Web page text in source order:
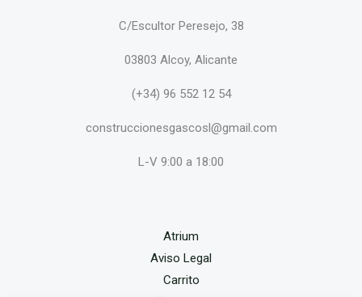
C/Escultor Peresejo, 38
03803 Alcoy, Alicante
(+34) 96 552 12 54
construccionesgascosl@gmail.com
L-V 9:00 a 18:00
Atrium
Aviso Legal
Carrito